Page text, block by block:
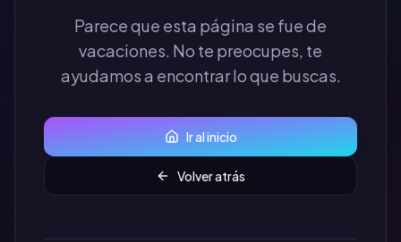
Parece que esta página se fue de
vacaciones. No te preocupes, te
ayudamos a encontrar lo que buscas.
Ir al inicio
Volver atrás